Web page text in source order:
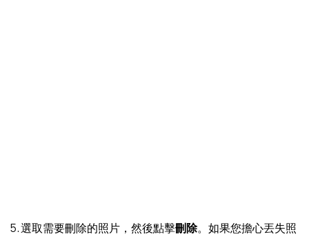
5. 選取需要刪除的照片，然後點擊刪除。如果您擔心丟失照